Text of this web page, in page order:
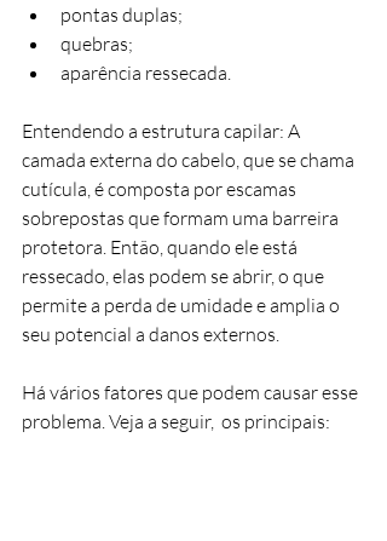
pontas duplas;
quebras;
aparência ressecada.
Entendendo a estrutura capilar: A
camada externa do cabelo, que se chama
cutícula, é composta por escamas
sobrepostas que formam uma barreira
protetora. Então, quando ele está
ressecado, elas podem se abrir, o que
permite a perda de umidade e amplia o
seu potencial a danos externos.
Há vários fatores que podem causar esse
problema. Veja a seguir,  os principais: